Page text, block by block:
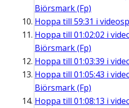
Biörsmark (Fp)
Hoppa till 59:31 i
Hoppa till 01:02:02 i
Biörsmark (Fp)
Hoppa till 01:03:39 i
Hoppa till 01:05:43 i
Biörsmark (Fp)
Hoppa till 01:08:13 i